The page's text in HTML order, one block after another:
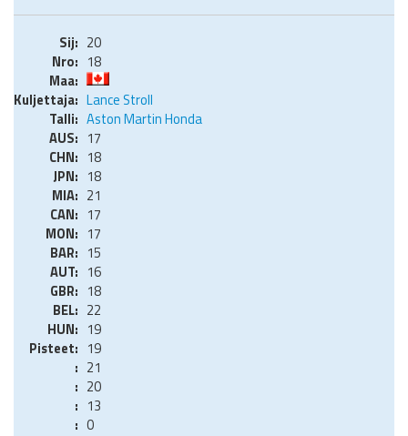
20
18
Lance Stroll
Aston Martin Honda
17
18
18
21
17
17
15
16
18
22
19
19
21
20
13
0